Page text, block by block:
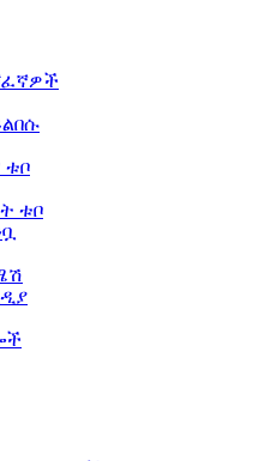
ቱቦ
ቱቦ